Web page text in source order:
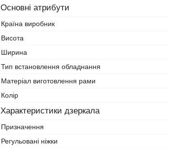
Основні атрибути
Країна виробник
Висота
Ширина
Тип встановлення обладнання
Матеріал виготовлення рами
Колір
Характеристики дзеркала
Призначення
Регульовані ніжки